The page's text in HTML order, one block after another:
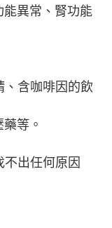
異常、腎功能
、含咖啡因的飲
等。
不出任何原因